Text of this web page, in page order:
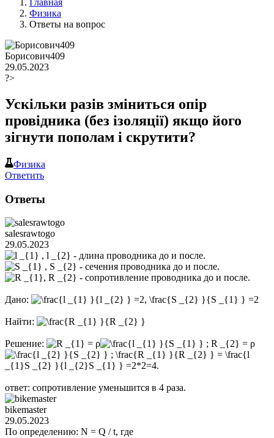
Главная
Физика
Ответы на вопрос
Борисович409
29.05.2023
?>
Ускільки разів зміниться опір
провідника (без ізоляції) якщо його
зігнути пополам і скрутити?
Физика
Ответить
Ответы
salesrawtogo
29.05.2023
- длина проводника до и после.
- сечения проводника до и после.
- сопротивление проводника до и после.
Дано:
Найти:
Решение: ρ ρ
ответ: сопротивление уменьшится в 4 раза.
bikemaster
29.05.2023
По определению: N = Q / t, где